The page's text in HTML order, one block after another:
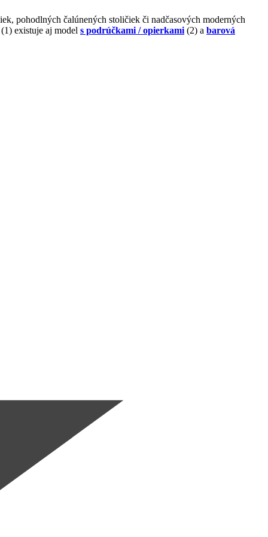
pohodlných čalúnených stoličiek či nadčasových moderných
existuje aj model s podrúčkami / opierkami (2) a barová